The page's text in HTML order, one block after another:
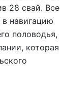
28 свай. Все
навигацию
половодья,
которая